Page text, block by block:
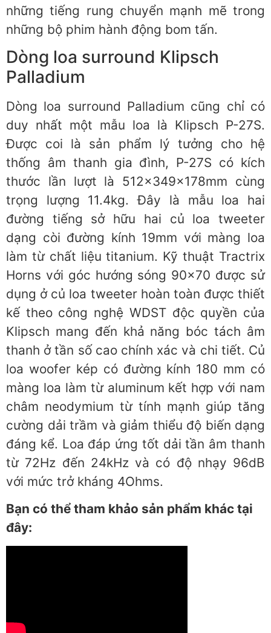
những tiếng rung chuyển mạnh mẽ trong
những bộ phim hành động bom tấn.
Dòng loa surround Klipsch
Palladium
Dòng loa surround Palladium cũng chỉ có
duy nhất một mẫu loa là Klipsch P-27S.
Được coi là sản phẩm lý tưởng cho hệ
thống âm thanh gia đình, P-27S có kích
thước lần lượt là 512x349x178mm cùng
trọng lượng 11.4kg. Đây là mẫu loa hai
đường tiếng sở hữu hai củ loa tweeter
dạng còi đường kính 19mm với màng loa
làm từ chất liệu titanium. Kỹ thuật Tractrix
Horns với góc hướng sóng 90×70 được sử
dụng ở củ loa tweeter hoàn toàn được thiết
kế theo công nghệ WDST độc quyền của
Klipsch mang đến khả năng bóc tách âm
thanh ở tần số cao chính xác và chi tiết. Củ
loa woofer kép có đường kính 180 mm có
màng loa làm từ aluminum kết hợp với nam
châm neodymium từ tính mạnh giúp tăng
cường dải trầm và giảm thiểu độ biến dạng
đáng kể. Loa đáp ứng tốt dải tần âm thanh
từ 72Hz đến 24kHz và có độ nhạy 96dB
với mức trở kháng 4Ohms.
Bạn có thể tham khảo sản phẩm khác tại
đây: